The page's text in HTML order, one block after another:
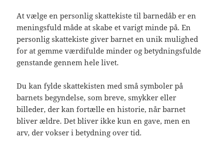
At vælge en personlig skattekiste til barnedåb er en
meningsfuld måde at skabe et varigt minde på. En
personlig skattekiste giver barnet en unik mulighed
for at gemme værdifulde minder og betydningsfulde
genstande gennem hele livet.
Du kan fylde skattekisten med små symboler på
barnets begyndelse, som breve, smykker eller
billeder, der kan fortælle en historie, når barnet
bliver ældre. Det bliver ikke kun en gave, men en
arv, der vokser i betydning over tid.